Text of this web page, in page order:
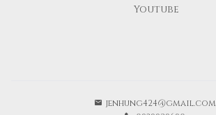
Youtube
jenhung424@gmail.com